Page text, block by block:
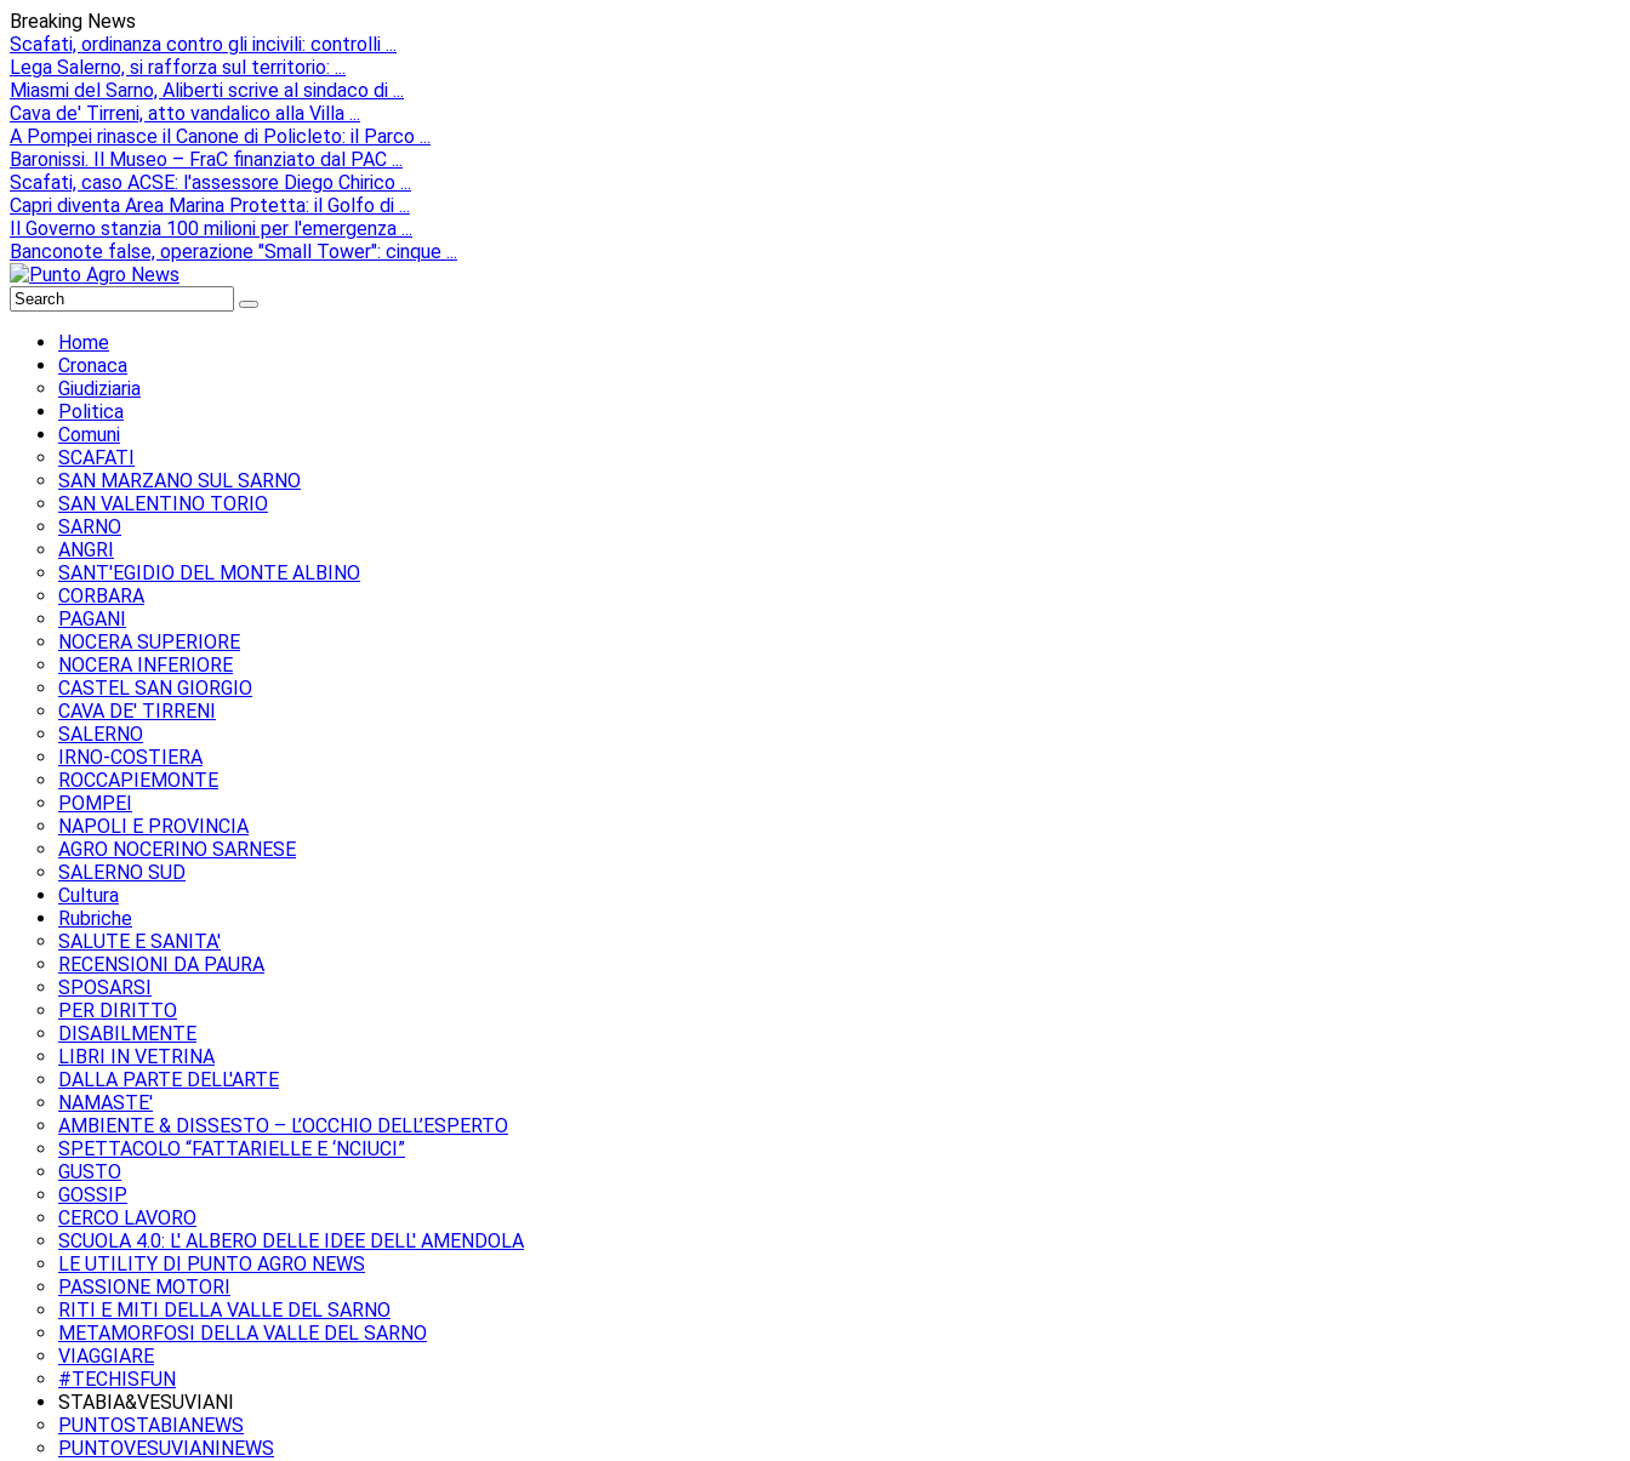
Breaking News
Scafati, ordinanza contro gli incivili: controlli ...
Lega Salerno, si rafforza sul territorio: ...
Miasmi del Sarno, Aliberti scrive al sindaco di ...
Cava de' Tirreni, atto vandalico alla Villa ...
A Pompei rinasce il Canone di Policleto: il Parco ...
Baronissi. Il Museo – FraC finanziato dal PAC ...
Scafati, caso ACSE: l'assessore Diego Chirico ...
Capri diventa Area Marina Protetta: il Golfo di ...
Il Governo stanzia 100 milioni per l'emergenza ...
Banconote false, operazione "Small Tower": cinque ...
Home
Cronaca
Giudiziaria
Politica
Comuni
SCAFATI
SAN MARZANO SUL SARNO
SAN VALENTINO TORIO
SARNO
ANGRI
SANT'EGIDIO DEL MONTE ALBINO
CORBARA
PAGANI
NOCERA SUPERIORE
NOCERA INFERIORE
CASTEL SAN GIORGIO
CAVA DE' TIRRENI
SALERNO
IRNO-COSTIERA
ROCCAPIEMONTE
POMPEI
NAPOLI E PROVINCIA
AGRO NOCERINO SARNESE
SALERNO SUD
Cultura
Rubriche
SALUTE E SANITA'
RECENSIONI DA PAURA
SPOSARSI
PER DIRITTO
DISABILMENTE
LIBRI IN VETRINA
DALLA PARTE DELL'ARTE
NAMASTE'
AMBIENTE & DISSESTO – L’OCCHIO DELL’ESPERTO
SPETTACOLO “FATTARIELLE E ‘NCIUCI”
GUSTO
GOSSIP
CERCO LAVORO
SCUOLA 4.0: L' ALBERO DELLE IDEE DELL' AMENDOLA
LE UTILITY DI PUNTO AGRO NEWS
PASSIONE MOTORI
RITI E MITI DELLA VALLE DEL SARNO
METAMORFOSI DELLA VALLE DEL SARNO
VIAGGIARE
#TECHISFUN
STABIA&VESUVIANI
PUNTOSTABIANEWS
PUNTOVESUVIANINEWS